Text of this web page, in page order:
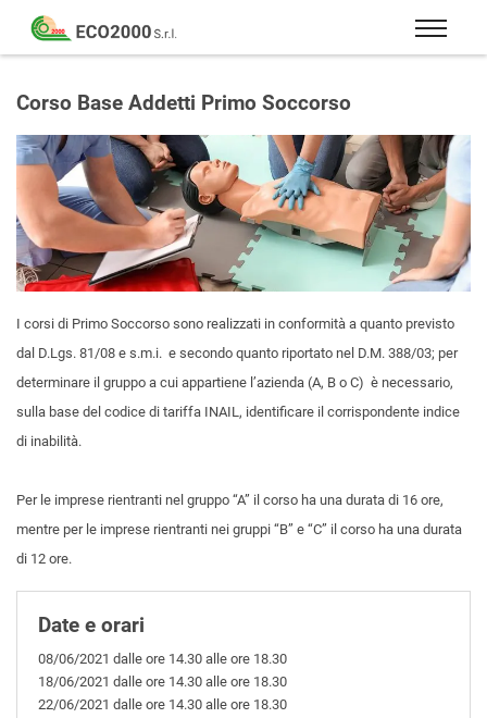
Eco
2000
Formazione
consulenza
per
la
sicurezza
sul
lavoro
–
81/08
Corso Base Addetti Primo Soccorso
I corsi di Primo Soccorso sono realizzati in conformità a quanto previsto
dal D.Lgs. 81/08 e s.m.i. e secondo quanto riportato nel D.M. 388/03; per
determinare il gruppo a cui appartiene l’azienda (A, B o C) è necessario,
sulla base del codice di tariffa INAIL, identificare il corrispondente indice
di inabilità.
Per le imprese rientranti nel gruppo “A” il corso ha una durata di 16 ore,
mentre per le imprese rientranti nei gruppi “B” e “C” il corso ha una durata
di 12 ore.
Date e orari
08/06/2021 dalle ore 14.30 alle ore 18.30
18/06/2021 dalle ore 14.30 alle ore 18.30
22/06/2021 dalle ore 14.30 alle ore 18.30